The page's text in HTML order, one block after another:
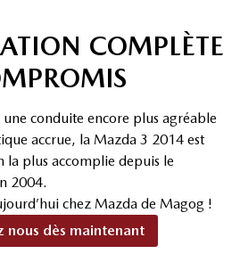
COMPLÈTE
conduite encore plus agréable
accrue, la Mazda 3 2014 est
la plus accomplie depuis le
2004.
chez Mazda de Magog !
nous dès maintenant